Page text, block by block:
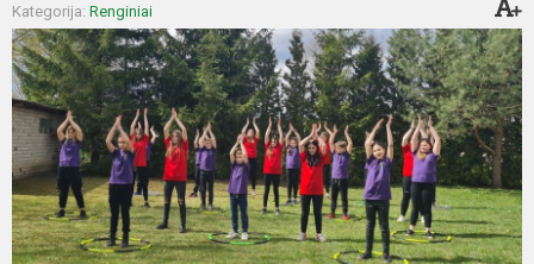
Kategorija: Renginiai